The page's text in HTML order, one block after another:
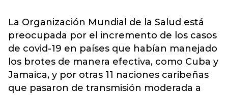
La Organización Mundial de la Salud está
preocupada por el incremento de los casos
de covid-19 en países que habían manejado
los brotes de manera efectiva, como Cuba y
Jamaica, y por otras 11 naciones caribeñas
que pasaron de transmisión moderada a